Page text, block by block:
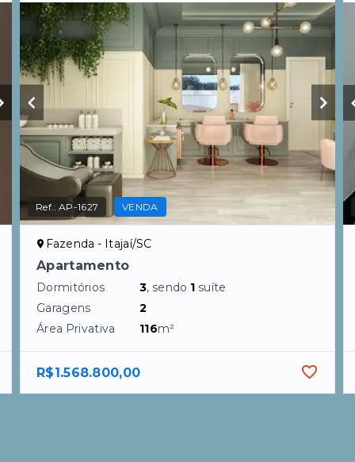
Ref.:AP-1627 VENDA
Fazenda - Itajaí/SC
Apartamento
Dormitórios 3, sendo 1 suíte
Garagens
2
Área Privativa
116m²
R$1.568.800,00